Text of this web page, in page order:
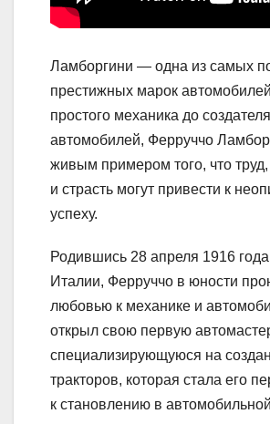
Ламборгини — одна из самых
престижных марок
простого механика до
автомобилей, Ферруччо
живым примером того, что
и страсть могут привести к
успеху.
Родившись 28 апреля 1916
Италии, Ферруччо в юности
любовью к механике и
открыл свою первую
специализирующуюся на
тракторов, которая стала его
к становлению в